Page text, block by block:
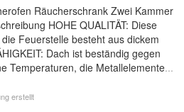
Räucherschrank Zwei Kammer
HOHE QUALITÄT: Diese
Feuerstelle besteht aus dickem
Dach ist beständig gegen
Temperaturen, die Metallelemente...
erstellt